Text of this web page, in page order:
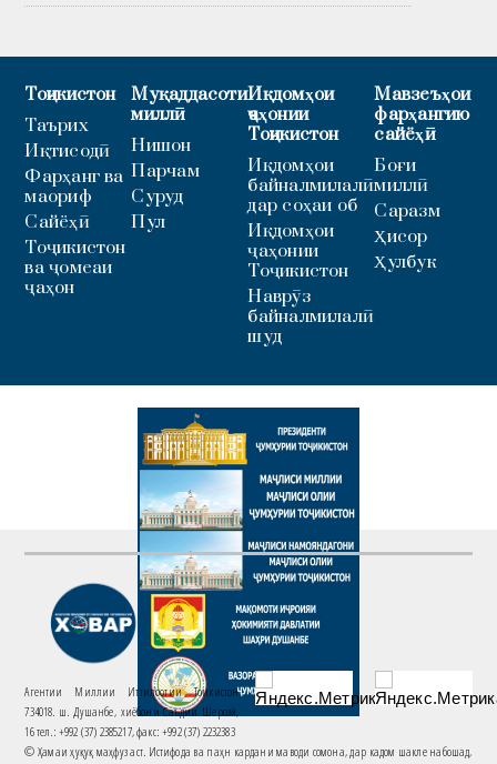
Тоҷикистон
Таърих
Иқтисодӣ
Фарҳанг ва
маориф
Сайёҳӣ
Тоҷикистон
ва ҷомеаи
ҷаҳон
Муқаддасоти
миллӣ
Нишон
Парчам
Суруд
Пул
Иқдомҳои
ҷаҳонии
Тоҷикистон
Иқдомҳои
байналмилалӣ
дар соҳаи об
Иқдомҳои
ҷаҳонии
Тоҷикистон
Наврӯз
байналмилалӣ
шуд
Мавзеъҳои
фарҳангию
сайёҳӣ
Боғи
миллӣ
Саразм
Ҳисор
Ҳулбук
Агентии Миллии Иттилоотии Тоҷикистон
734018. ш. Душанбе, хиёбони Саъдии Шерозӣ,
16 тел.: +992 (37) 2385217, факс: +992 (37) 2232383
© Ҳамаи ҳуқуқ маҳфуз аст. Истифода ва паҳн кардани маводи сомона, дар кадом шакле набошад,